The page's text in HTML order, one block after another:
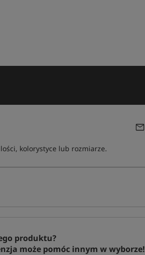
kolorystyce lub rozmiarze.
produktu?
może pomóc innym w wyborze!